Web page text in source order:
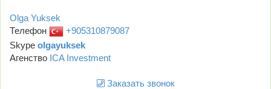
Olga Yuksek
Телефон
+905310879087
Skype olgayuksek
Агенство ICA Investment
Заказать звонок